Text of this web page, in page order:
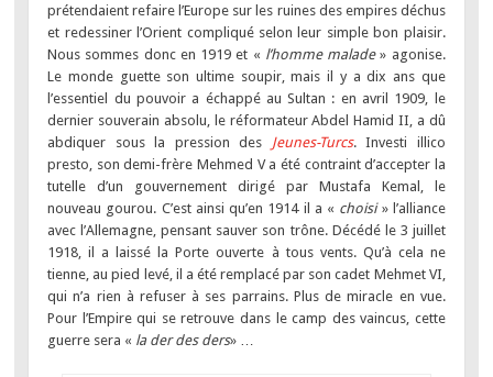
prétendaient refaire l’Europe sur les ruines des empires déchus
et redessiner l’Orient compliqué selon leur simple bon plaisir.
Nous sommes donc en 1919 et « l’homme malade» agonise.
Le monde guette son ultime soupir, mais il y a dix ans que
l’essentiel du pouvoir a échappé au Sultan : en avril 1909, le
dernier souverain absolu, le réformateur Abdel Hamid II, a dû
abdiquer sous la pression des Jeunes-Turcs. Investi illico
presto, son demi-frère Mehmed V a été contraint d’accepter la
tutelle d’un gouvernement dirigé par Mustafa Kemal, le
nouveau gourou. C’est ainsi qu’en 1914 il a « choisi» l’alliance
avec l’Allemagne, pensant sauver son trône. Décédé le 3 juillet
1918, il a laissé la Porte ouverte à tous vents. Qu’à cela ne
tienne, au pied levé, il a été remplacé par son cadet Mehmet VI,
qui n’a rien à refuser à ses parrains. Plus de miracle en vue.
Pour l’Empire qui se retrouve dans le camp des vaincus, cette
guerre sera « la der des ders» …